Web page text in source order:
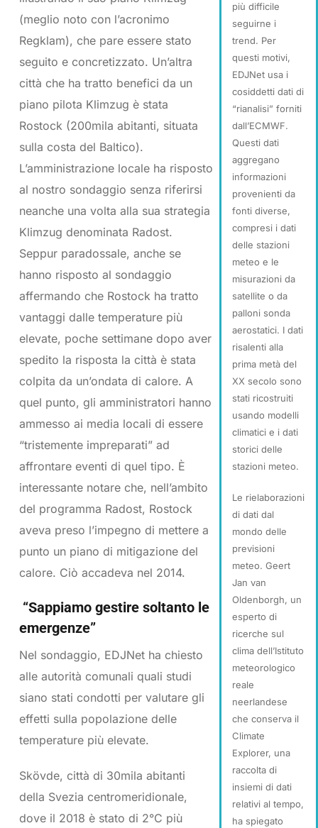
più difficile
seguirne i
trend. Per
questi motivi,
EDJNet usa i
cosiddetti dati di
“rianalisi” forniti
dall’ECMWF.
Questi dati
aggregano
informazioni
provenienti da
fonti diverse,
compresi i dati
delle stazioni
meteo e le
misurazioni da
satellite o da
palloni sonda
aerostatici. I dati
risalenti alla
prima metà del
XX secolo sono
stati ricostruiti
usando modelli
climatici e i dati
storici delle
stazioni meteo.
Le rielaborazioni
di dati dal
mondo delle
previsioni
meteo. Geert
Jan van
Oldenborgh, un
esperto di
ricerche sul
clima dell’Istituto
meteorologico
reale
neerlandese
che conserva il
Climate
Explorer, una
raccolta di
insiemi di dati
relativi al tempo,
ha spiegato
(meglio noto con l’acronimo
Regklam), che pare essere stato
seguito e concretizzato. Un’altra
città che ha tratto benefici da un
piano pilota Klimzug è stata
Rostock (200mila abitanti, situata
sulla costa del Baltico).
L’amministrazione locale ha risposto
al nostro sondaggio senza riferirsi
neanche una volta alla sua strategia
Klimzug denominata Radost.
Seppur paradossale, anche se
hanno risposto al sondaggio
affermando che Rostock ha tratto
vantaggi dalle temperature più
elevate, poche settimane dopo aver
spedito la risposta la città è stata
colpita da un’ondata di calore. A
quel punto, gli amministratori hanno
ammesso ai media locali di essere
“tristemente impreparati” ad
affrontare eventi di quel tipo. È
interessante notare che, nell’ambito
del programma Radost, Rostock
aveva preso l’impegno di mettere a
punto un piano di mitigazione del
calore. Ciò accadeva nel 2014.
“Sappiamo gestire soltanto le
emergenze”
Nel sondaggio, EDJNet ha chiesto
alle autorità comunali quali studi
siano stati condotti per valutare gli
effetti sulla popolazione delle
temperature più elevate.
Skövde, città di 30mila abitanti
della Svezia centromeridionale,
dove il 2018 è stato di 2°C più